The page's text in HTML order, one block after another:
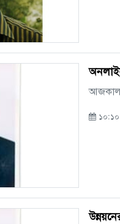
আজকাল
১০:১০